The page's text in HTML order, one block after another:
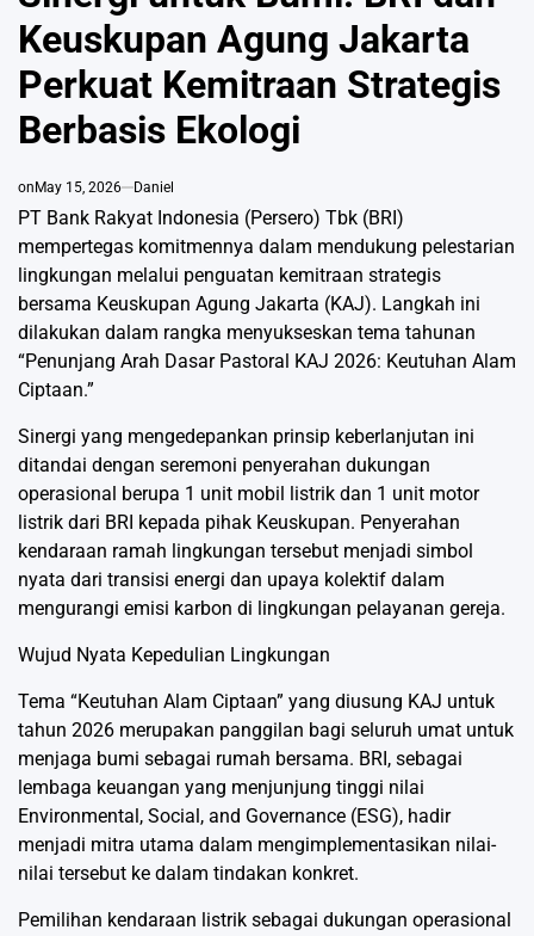
Keuskupan Agung Jakarta
Perkuat Kemitraan Strategis
Berbasis Ekologi
on May 15, 2026 Daniel
PT Bank Rakyat Indonesia (Persero) Tbk (BRI)
mempertegas komitmennya dalam mendukung pelestarian
lingkungan melalui penguatan kemitraan strategis
bersama Keuskupan Agung Jakarta (KAJ). Langkah ini
dilakukan dalam rangka menyukseskan tema tahunan
“Penunjang Arah Dasar Pastoral KAJ 2026: Keutuhan Alam
Ciptaan.”
Sinergi yang mengedepankan prinsip keberlanjutan ini
ditandai dengan seremoni penyerahan dukungan
operasional berupa 1 unit mobil listrik dan 1 unit motor
listrik dari BRI kepada pihak Keuskupan. Penyerahan
kendaraan ramah lingkungan tersebut menjadi simbol
nyata dari transisi energi dan upaya kolektif dalam
mengurangi emisi karbon di lingkungan pelayanan gereja.
Wujud Nyata Kepedulian Lingkungan
Tema “Keutuhan Alam Ciptaan” yang diusung KAJ untuk
tahun 2026 merupakan panggilan bagi seluruh umat untuk
menjaga bumi sebagai rumah bersama. BRI, sebagai
lembaga keuangan yang menjunjung tinggi nilai
Environmental, Social, and Governance (ESG), hadir
menjadi mitra utama dalam mengimplementasikan nilai-
nilai tersebut ke dalam tindakan konkret.
Pemilihan kendaraan listrik sebagai dukungan operasional